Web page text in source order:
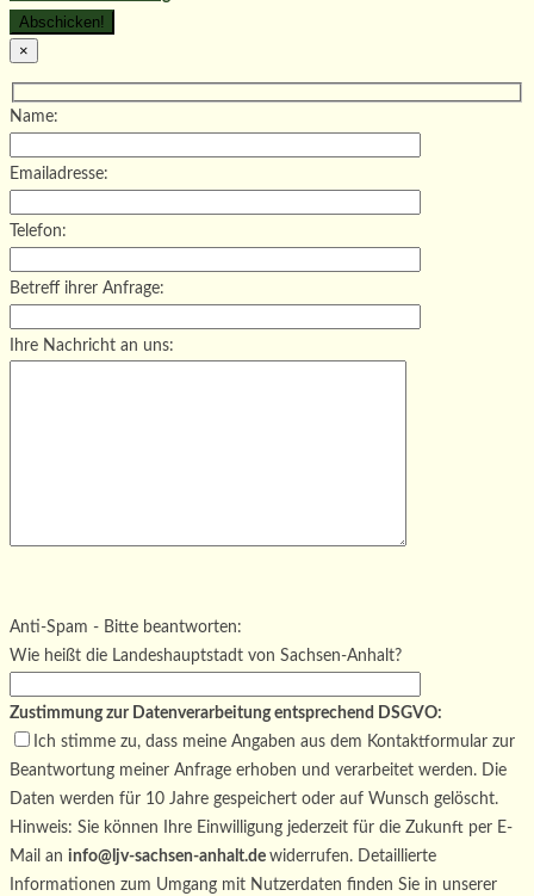
×
Name:
Emailadresse:
Telefon:
Betreff ihrer Anfrage:
Ihre Nachricht an uns:
Bitte lasse dieses Feld leer.
Anti-Spam - Bitte beantworten:
Wie heißt die Landeshauptstadt von Sachsen-Anhalt?
Zustimmung zur Datenverarbeitung entsprechend DSGVO:
Ich stimme zu, dass meine Angaben aus dem Kontaktformular zur
Beantwortung meiner Anfrage erhoben und verarbeitet werden. Die
Daten werden für 10 Jahre gespeichert oder auf Wunsch gelöscht.
Hinweis: Sie können Ihre Einwilligung jederzeit für die Zukunft per E-
Mail an info@ljv-sachsen-anhalt.de widerrufen. Detaillierte
Informationen zum Umgang mit Nutzerdaten finden Sie in unserer